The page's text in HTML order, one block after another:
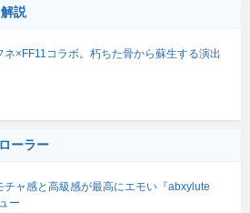
説
ネ×FF11コラボ。朽ちた骨から蘇生する演出
ーラー
チャ感と高級感が最高にエモい『abxylute
ー